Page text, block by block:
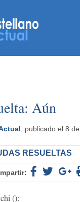
Aún
, publicado el 8
RESUELTAS
():